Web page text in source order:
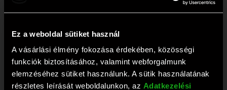
Ez a weboldal sütiket használ
A vásárlási élmény fokozása érdekében, közösségi
funkciók biztosításához, valamint webforgalmunk
elemzéséhez sütiket használunk. A sütik használatának
részletes leírását weboldalunkon, az Adatkezelési
Ügyfélszolgálat tel:+36 1 203 0382;
E-mail:
webaruhaz@rufusz.hu
Nyitva: Hétfő-Péntek 10-19; Szombat 9-13 óráig